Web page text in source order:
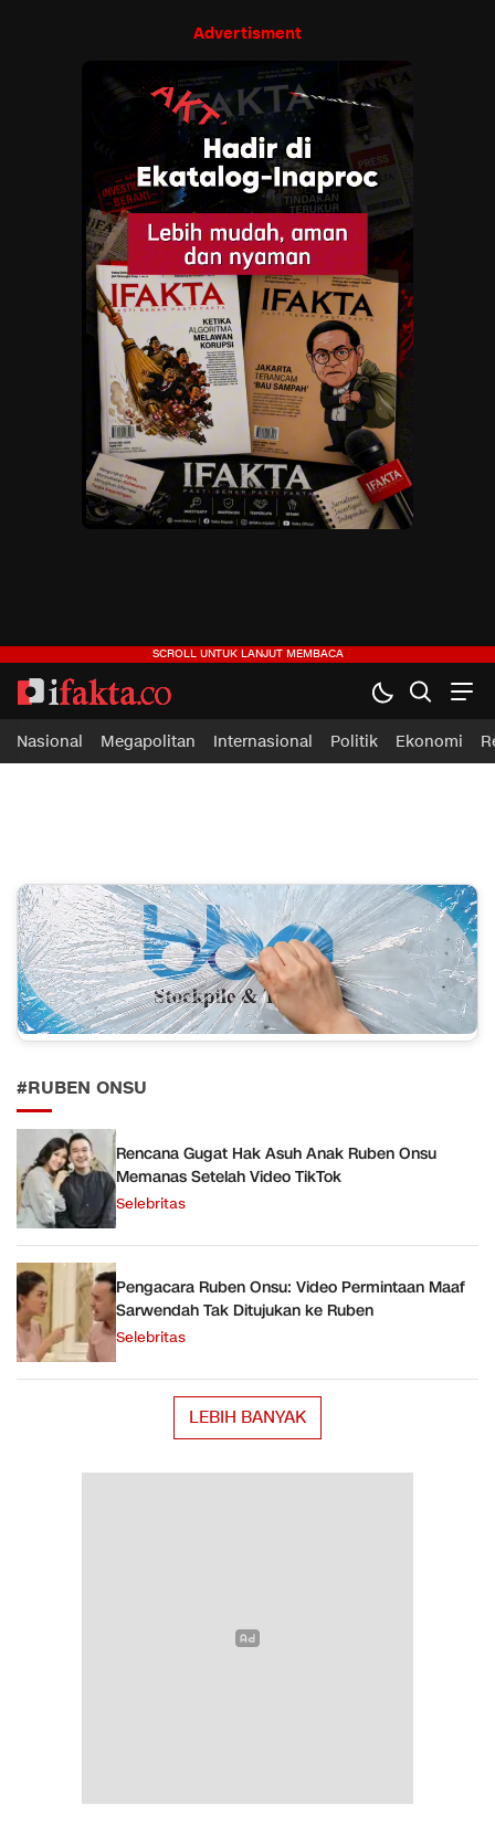
Advertisment
ifakta.co
#pastibenar
Nasional Megapolitan Internasional Politik Ekonomi
#RUBEN ONSU
Rencana Gugat Hak Asuh Anak Ruben Onsu
Memanas Setelah Video TikTok
Selebritas
Pengacara Ruben Onsu: Video Permintaan Maaf
Sarwendah Tak Ditujukan ke Ruben
Selebritas
LEBIH BANYAK